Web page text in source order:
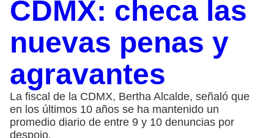
CDMX: checa las
nuevas penas y
agravantes
La fiscal de la CDMX, Bertha Alcalde, señaló que
en los últimos 10 años se ha mantenido un
promedio diario de entre 9 y 10 denuncias por
despojo.